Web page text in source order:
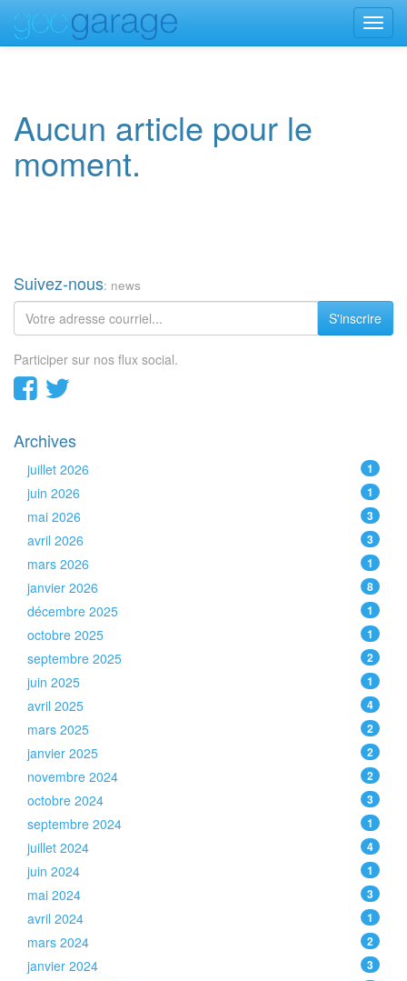
Aucun article pour le
moment.
Suivez-nous: news
S'inscrire
Participer sur nos flux social.
Archives
juillet 2026 1
juin 2026 1
mai 2026 3
avril 2026 3
mars 2026 1
janvier 2026 8
décembre 2025 1
octobre 2025 1
septembre 2025 2
juin 2025 1
avril 2025 4
mars 2025 2
janvier 2025 2
novembre 2024 2
octobre 2024 3
septembre 2024 1
juillet 2024 4
juin 2024 1
mai 2024 3
avril 2024 1
mars 2024 2
janvier 2024 3